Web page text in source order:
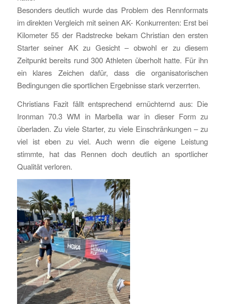
Besonders deutlich wurde das Problem des Rennformats
im direkten Vergleich mit seinen AK- Konkurrenten: Erst bei
Kilometer 55 der Radstrecke bekam Christian den ersten
Starter seiner AK zu Gesicht – obwohl er zu diesem
Zeitpunkt bereits rund 300 Athleten überholt hatte. Für ihn
ein klares Zeichen dafür, dass die organisatorischen
Bedingungen die sportlichen Ergebnisse stark verzerrten.
Christians Fazit fällt entsprechend ernüchternd aus: Die
Ironman 70.3 WM in Marbella war in dieser Form zu
überladen. Zu viele Starter, zu viele Einschränkungen – zu
viel ist eben zu viel. Auch wenn die eigene Leistung
stimmte, hat das Rennen doch deutlich an sportlicher
Qualität verloren.